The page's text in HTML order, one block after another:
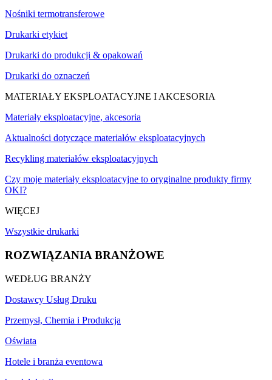
Nośniki termotransferowe
Drukarki etykiet
Drukarki do produkcji & opakowań
Drukarki do oznaczeń
MATERIAŁY EKSPLOATACYJNE I AKCESORIA
Materiały eksploatacyjne, akcesoria
Aktualności dotyczące materiałów eksploatacyjnych
Recykling materiałów eksploatacyjnych
Czy moje materiały eksploatacyjne to oryginalne produkty firmy
OKI?
WIĘCEJ
Wszystkie drukarki
ROZWIĄZANIA BRANŻOWE
WEDŁUG BRANŻY
Dostawcy Usług Druku
Przemysł, Chemia i Produkcja
Oświata
Hotele i branża eventowa